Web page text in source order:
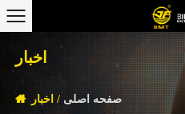
اخبار
صفحه اصلی / اخبار